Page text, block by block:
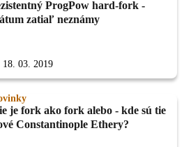
ProgPow hard-fork -
zatiaľ neznámy
18. 03. 2019
je fork ako fork alebo - kde sú tie
Constantinople Ethery?